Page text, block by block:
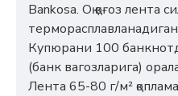
Bankosa. Оқ қоғоз лента
Купюрани 100
(банк вагозларига)
Лента 65-80 г/м²